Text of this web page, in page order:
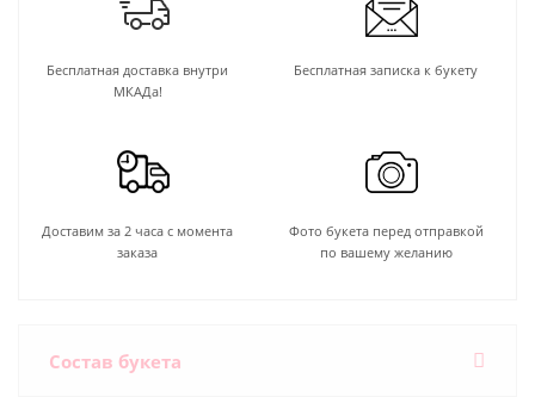
Бесплатная доставка внутри
МКАДа!
Бесплатная записка к букету
Доставим за 2 часа с момента
заказа
Фото букета перед отправкой
по вашему желанию
Состав букета